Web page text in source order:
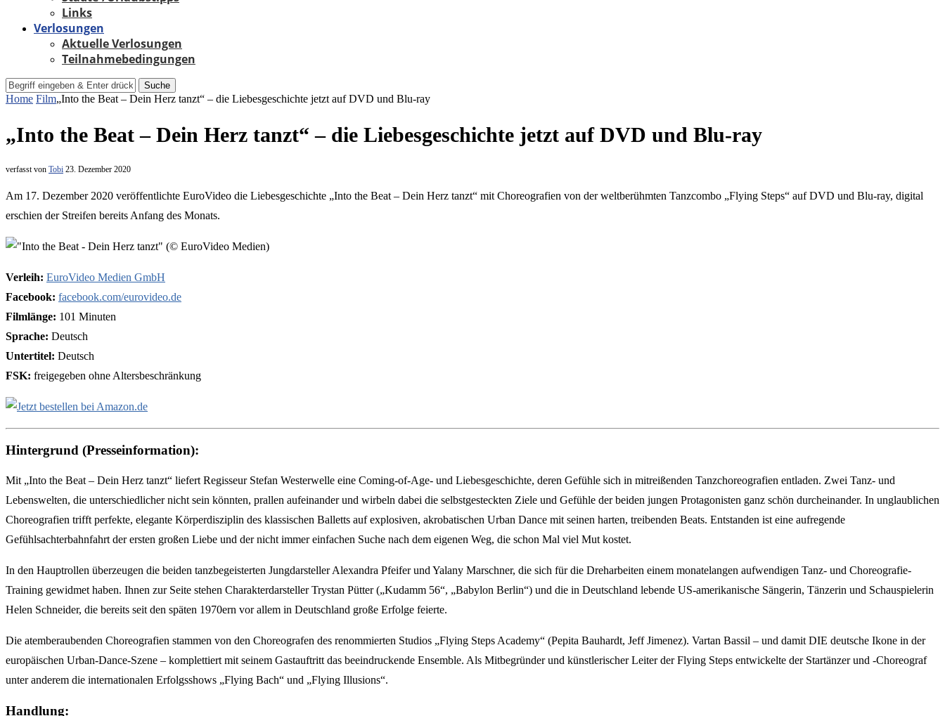
Links
Verlosungen
Aktuelle Verlosungen
Teilnahmebedingungen
Suche
Home Film„Into the Beat – Dein Herz tanzt“ – die Liebesgeschichte jetzt auf DVD und Blu-ray
„Into the Beat – Dein Herz tanzt“ – die Liebesgeschichte jetzt auf DVD und Blu-ray
verfasst von Tobi 23. Dezember 2020
Am 17. Dezember 2020 veröffentlichte EuroVideo die Liebesgeschichte „Into the Beat – Dein Herz tanzt“ mit Choreografien von der weltberühmten Tanzcombo „Flying Steps“ auf DVD und Blu-ray, digital
erschien der Streifen bereits Anfang des Monats.
Verleih: EuroVideo Medien GmbH
Facebook: facebook.com/eurovideo.de
Filmlänge: 101 Minuten
Sprache: Deutsch
Untertitel: Deutsch
FSK: freigegeben ohne Altersbeschränkung
Hintergrund (Presseinformation):
Mit „Into the Beat – Dein Herz tanzt“ liefert Regisseur Stefan Westerwelle eine Coming-of-Age- und Liebesgeschichte, deren Gefühle sich in mitreißenden Tanzchoreografien entladen. Zwei Tanz- und
Lebenswelten, die unterschiedlicher nicht sein könnten, prallen aufeinander und wirbeln dabei die selbstgesteckten Ziele und Gefühle der beiden jungen Protagonisten ganz schön durcheinander. In unglaublichen
Choreografien trifft perfekte, elegante Körperdisziplin des klassischen Balletts auf explosiven, akrobatischen Urban Dance mit seinen harten, treibenden Beats. Entstanden ist eine aufregende
Gefühlsachterbahnfahrt der ersten großen Liebe und der nicht immer einfachen Suche nach dem eigenen Weg, die schon Mal viel Mut kostet.
In den Hauptrollen überzeugen die beiden tanzbegeisterten Jungdarsteller Alexandra Pfeifer und Yalany Marschner, die sich für die Dreharbeiten einem monatelangen aufwendigen Tanz- und Choreografie-
Training gewidmet haben. Ihnen zur Seite stehen Charakterdarsteller Trystan Pütter („Kudamm 56“, „Babylon Berlin“) und die in Deutschland lebende US-amerikanische Sängerin, Tänzerin und Schauspielerin
Helen Schneider, die bereits seit den späten 1970ern vor allem in Deutschland große Erfolge feierte.
Die atemberaubenden Choreografien stammen von den Choreografen des renommierten Studios „Flying Steps Academy“ (Pepita Bauhardt, Jeff Jimenez). Vartan Bassil – und damit DIE deutsche Ikone in der
europäischen Urban-Dance-Szene – komplettiert mit seinem Gastauftritt das beeindruckende Ensemble. Als Mitbegründer und künstlerischer Leiter der Flying Steps entwickelte der Startänzer und -Choreograf
unter anderem die internationalen Erfolgsshows „Flying Bach“ und „Flying Illusions“.
Handlung: